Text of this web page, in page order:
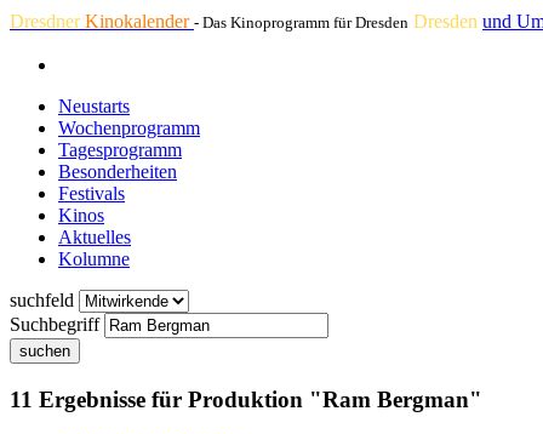
DresdnerKinokalender - Das Kinoprogramm für Dresden Dresden und
Neustarts
Wochenprogramm
Tagesprogramm
Besonderheiten
Festivals
Kinos
Aktuelles
Kolumne
suchfeld
Suchbegriff
suchen
11 Ergebnisse für Produktion "Ram Bergman"